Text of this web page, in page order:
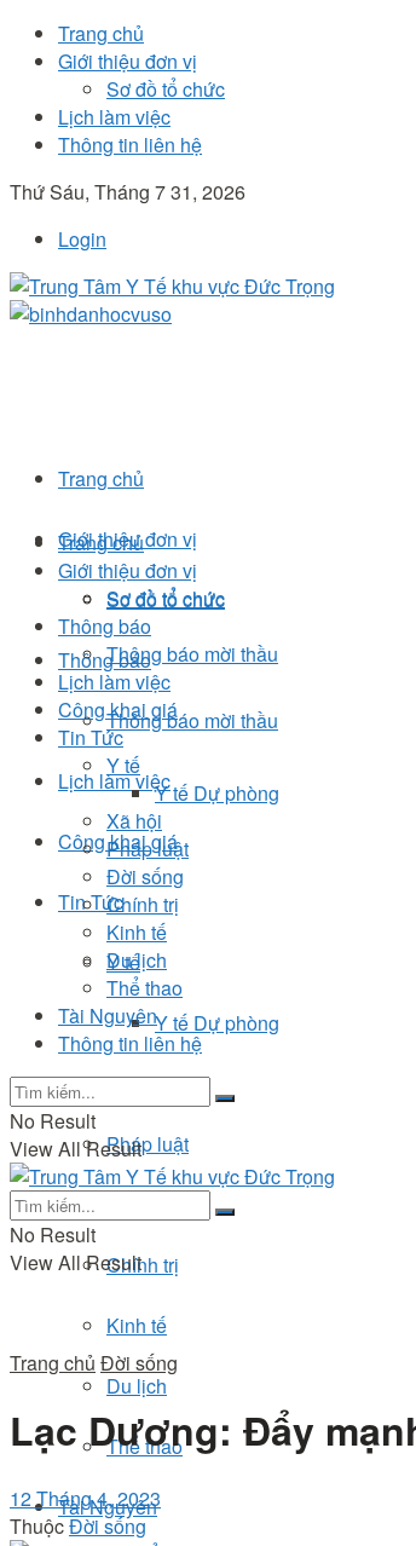
Trang chủ
Giới thiệu đơn vị
Sơ đồ tổ chức
Lịch làm việc
Thông tin liên hệ
Thứ Sáu, Tháng 7 31, 2026
Login
Trang chủ
Giới thiệu đơn vị
Sơ đồ tổ chức
Thông báo
Thông báo mời thầu
Lịch làm việc
Công khai giá
Tin Tức
Y tế
Y tế Dự phòng
Xã hội
Pháp luật
Chính trị
Kinh tế
Du lịch
Thể thao
Tài Nguyên
Trang chủ
Giới thiệu đơn vị
Sơ đồ tổ chức
Thông báo
Thông báo mời thầu
Lịch làm việc
Công khai giá
Tin Tức
Y tế
Y tế Dự phòng
Xã hội
Pháp luật
Đời sống
Chính trị
Kinh tế
Du lịch
Thể thao
Tài Nguyên
Thông tin liên hệ
No Result
View All Result
No Result
View All Result
Trang chủ Đời sống
Lạc Dương: Đẩy
12 Tháng 4, 2023
ThuộcĐời sống